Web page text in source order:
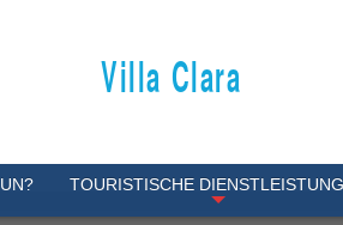
Villa Clara
TOURISTISCHE